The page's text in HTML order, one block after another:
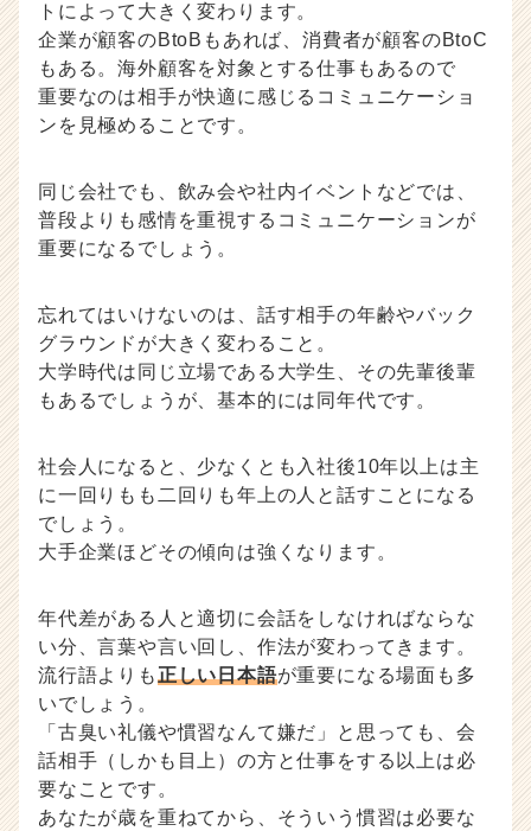
トによって大きく変わります。
企業が顧客のBtoBもあれば、消費者が顧客のBtoC
もある。海外顧客を対象とする仕事もあるので
重要なのは相手が快適に感じるコミュニケーショ
ンを見極めることです。
同じ会社でも、飲み会や社内イベントなどでは、
普段よりも感情を重視するコミュニケーションが
重要になるでしょう。
忘れてはいけないのは、話す相手の年齢やバック
グラウンドが大きく変わること。
大学時代は同じ立場である大学生、その先輩後輩
もあるでしょうが、基本的には同年代です。
社会人になると、少なくとも入社後10年以上は主
に一回りもも二回りも年上の人と話すことになる
でしょう。
大手企業ほどその傾向は強くなります。
年代差がある人と適切に会話をしなければならな
い分、言葉や言い回し、作法が変わってきます。
流行語よりも正しい日本語が重要になる場面も多
いでしょう。
「古臭い礼儀や慣習なんて嫌だ」と思っても、会
話相手（しかも目上）の方と仕事をする以上は必
要なことです。
あなたが歳を重ねてから、そういう慣習は必要な